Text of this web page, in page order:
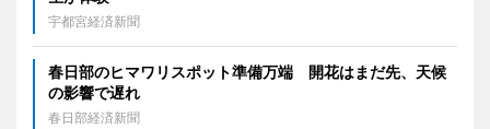
宇都宮経済新聞
春日部のヒマワリスポット準備万端 開花はまだ先、天候
の影響で遅れ
春日部経済新聞